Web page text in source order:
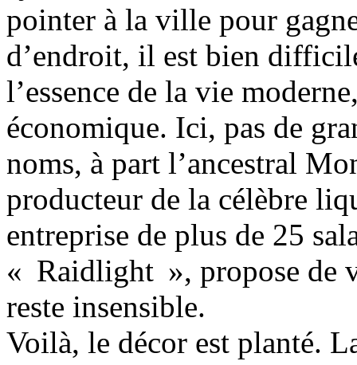
pointer à la ville pour
d’endroit, il est bien
l’essence de la vie
économique. Ici, pas de
noms, à part l’ancestral
producteur de la célèbre
entreprise de plus de 25
« Raidlight », propose de
reste insensible.
Voilà, le décor est planté.